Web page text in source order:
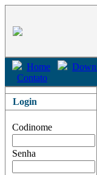
Home
Contato
Login
Codinome
Senha